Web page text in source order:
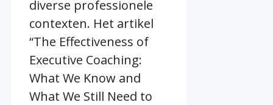
diverse professionele
contexten. Het artikel
“The Effectiveness of
Executive Coaching:
What We Know and
What We Still Need to